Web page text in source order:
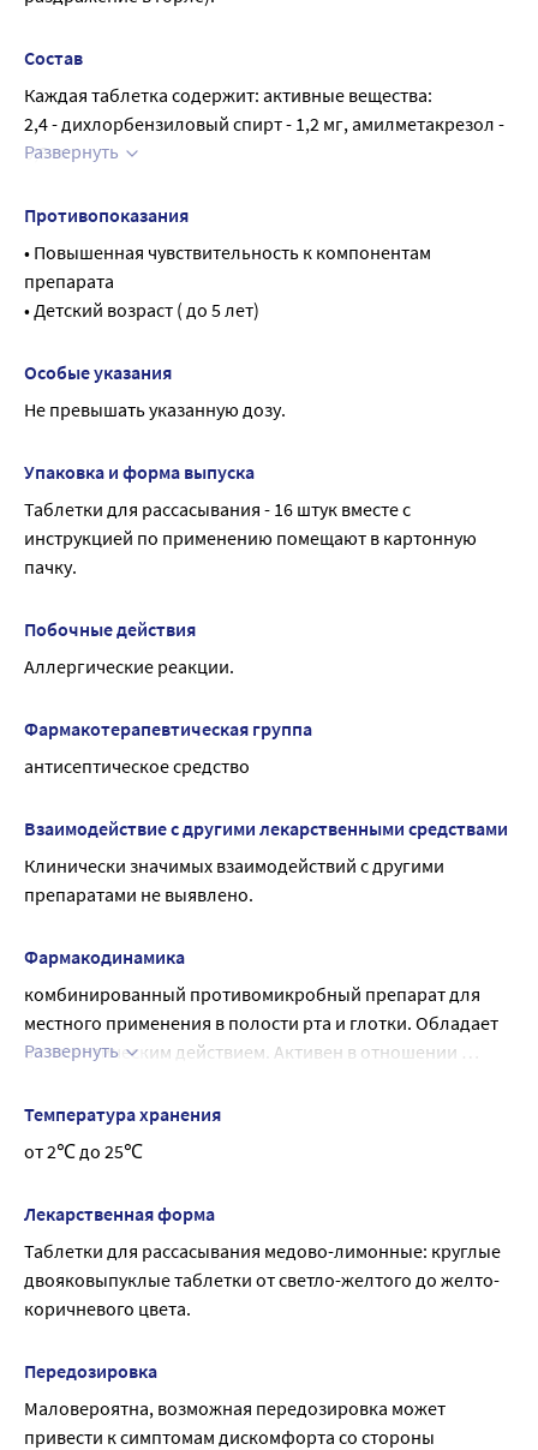
Состав
Каждая таблетка содержит: активные вещества:
2,4 - дихлорбензиловый спирт - 1,2 мг, амилметакрезол -
0,6 мг
Сахароза, глюкоза, лимонная кислота (кроме медово-
Ароматизаторы и красители:
ароматизатор медовый, ароматизатор лимонный,
краситель карамель;
Развернуть
Противопоказания
• Повышенная чувствительность к компонентам
препарата
• Детский возраст ( до 5 лет)
Особые указания
Не превышать указанную дозу.
Упаковка и форма выпуска
Таблетки для рассасывания - 16 штук вместе с
инструкцией по применению помещают в картонную
пачку.
Побочные действия
Аллергические реакции.
Фармакотерапевтическая группа
антисептическое средство
Взаимодействие с другими лекарственными средствами
Клинически значимых взаимодействий с другими
препаратами не выявлено.
Фармакодинамика
комбинированный противомикробный препарат для
местного применения в полости рта и глотки. Обладает
антисептическим действием. Активен в отношении
микроорганизмов.
Развернуть
Температура хранения
от 2℃ до 25℃
Лекарственная форма
Таблетки для рассасывания медово-лимонные: круглые
двояковыпуклые таблетки от светло-желтого до желто-
коричневого цвета.
Передозировка
Маловероятна, возможная передозировка может
привести к симптомам дискомфорта со стороны